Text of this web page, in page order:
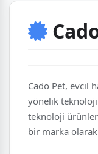
Cado Pet, evcil
yönelik
teknoloji
bir marka